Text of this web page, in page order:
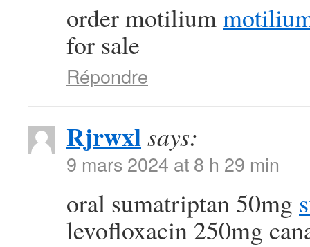
order motilium
for sale
Répondre
Rjrwxlsays:
9 mars 2024 at 8 h 29 min
oral sumatriptan 50mg
levofloxacin 250mg